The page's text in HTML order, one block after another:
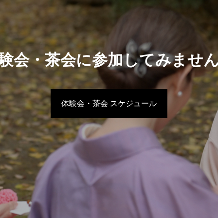
会・茶会に参加してみませ
体験会・茶会 スケジュール